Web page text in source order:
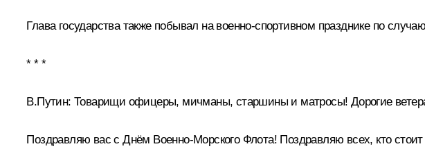
Глава государства также побывал на военно-спортивном празднике по
* * *
В.Путин: Товарищи офицеры, мичманы, старшины и матросы! Дорогие
Поздравляю вас с Днём Военно-Морского Флота! Поздравляю всех, кто